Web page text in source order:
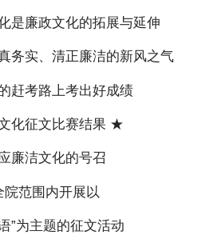
是廉政文化的拓展与延伸
务实、清正廉洁的新风之气
赶考路上考出好成绩
化征文比赛结果 ★
廉洁文化的号召
院范围内开展以
”为主题的征文活动